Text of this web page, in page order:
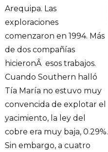
Arequipa. Las
exploraciones
comenzaron en 1994. Más
de dos compañías
hicieronÂ esos trabajos.
Cuando Southern halló
Tía María no estuvo muy
convencida de explotar el
yacimiento, la ley del
cobre era muy baja, 0.29%.
Sin embargo, a cuatro